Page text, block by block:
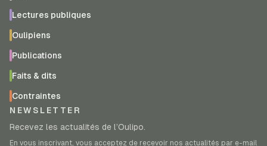
Lectures publiques
Oulipiens
Publications
Faits & dits
Contraintes
NEWSLETTER
Recevez les actualités de l’Oulipo.
En vous inscrivant, vous acceptez de recevoir nos actualités par e-mail